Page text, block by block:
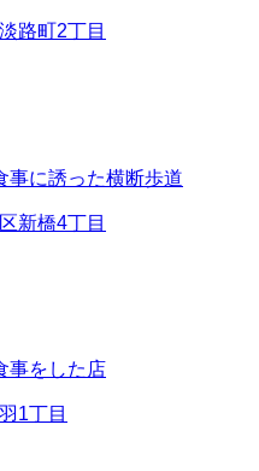
路町2丁目
事に誘った横断歩道
新橋4丁目
事をした店
1丁目